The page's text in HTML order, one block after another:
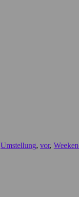
Umstellung, vor,